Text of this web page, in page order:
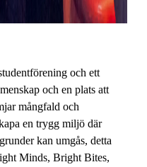
och ett
och en plats att
mångfald och
en trygg miljö där
kan umgås, detta
Minds, Bright Bites,